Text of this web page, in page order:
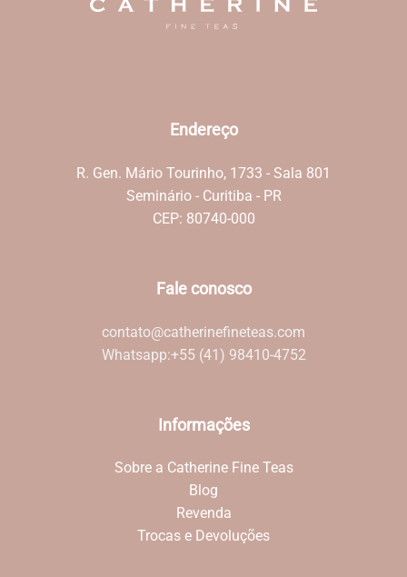
Endereço
R. Gen. Mário Tourinho, 1733 - Sala 801
Seminário - Curitiba - PR
CEP: 80740-000
Fale conosco
contato@catherinefineteas.com
Whatsapp:+55 (41) 98410-4752
Informações
Sobre a Catherine Fine Teas
Blog
Revenda
Trocas e Devoluções